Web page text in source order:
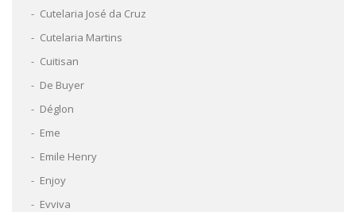
Cutelaria José da Cruz
Cutelaria Martins
Cuitisan
De Buyer
Déglon
Eme
Emile Henry
Enjoy
Evviva